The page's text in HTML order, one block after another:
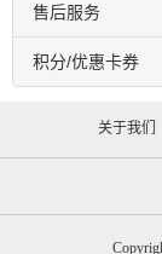
售后服务
click to
积分/优惠卡券
click to
关于我们